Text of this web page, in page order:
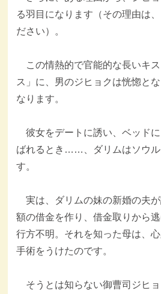
る羽目になります（その理由は
ださい）。
この情熱的で官能的な長いキ
ス」に、男のジヒョクは恍惚と
なります。
彼女をデートに誘い、ベッド
ばれるとき……、ダリムはソウル
す。
実は、ダリムの妹の新婚の夫
額の借金を作り、借金取りから
行方不明。それを知った母は、
手術をうけたのです。
そうとは知らない御曹司ジヒ